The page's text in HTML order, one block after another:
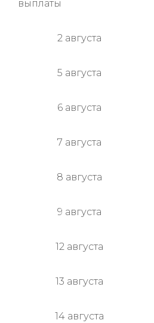
выплаты
2 августа
5 августа
6 августа
7 августа
8 августа
9 августа
12 августа
13 августа
14 августа